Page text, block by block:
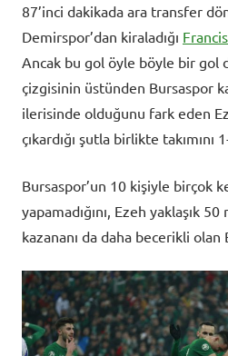
87’inci dakikada ara transfer
Demirspor’dan kiraladığı
Ancak bu gol öyle böyle bir gol
çizgisinin üstünden Bursaspor
ilerisinde olduğunu fark eden
çıkardığı şutla birlikte takımını
Bursaspor’un 10 kişiyle birçok
yapamadığını, Ezeh yaklaşık
kazananı da daha becerikli olan